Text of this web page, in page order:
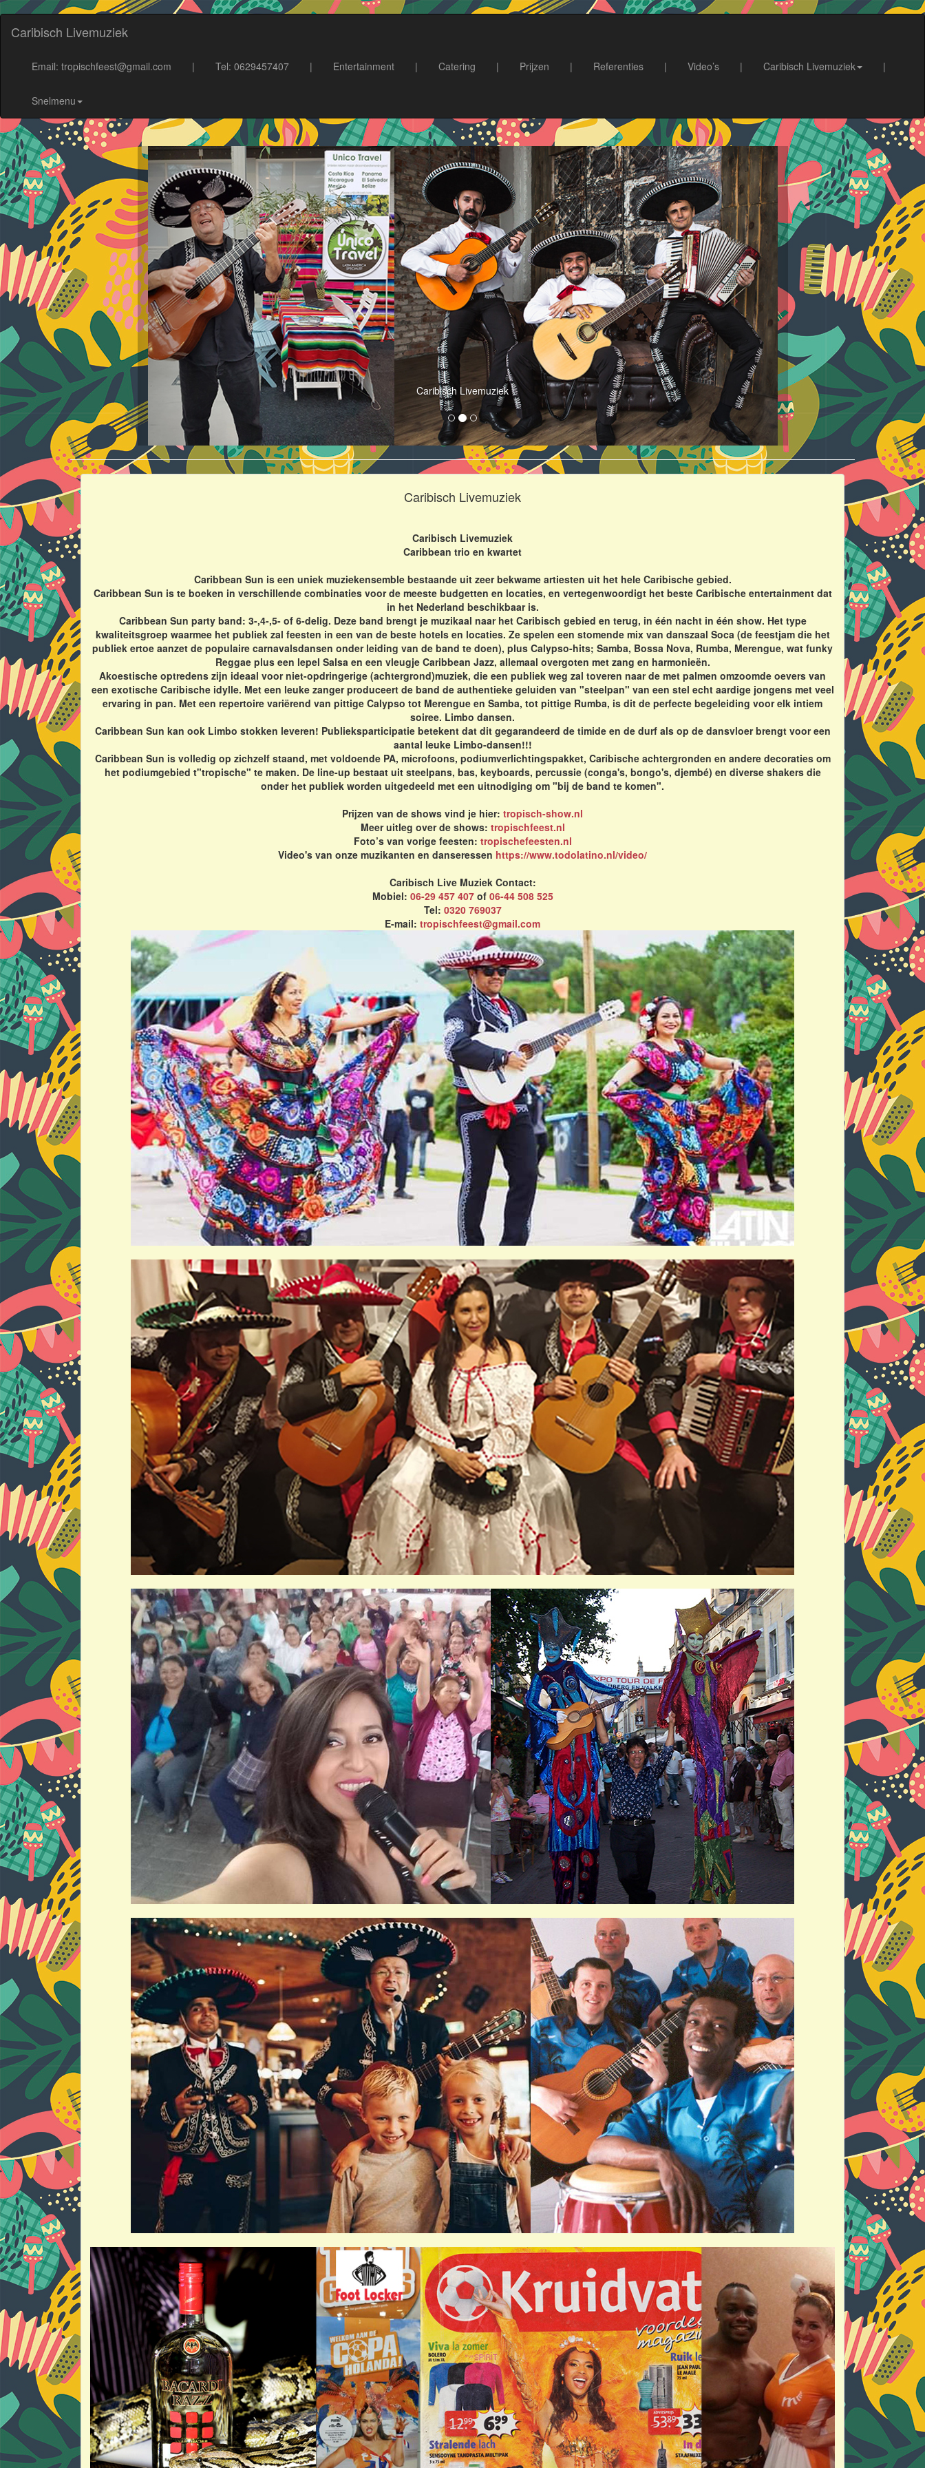
Caribisch Livemuziek
Email: tropischfeest@gmail.com | Tel: 0629457407 | Entertainment | Catering | Prijzen | Referenties | Video’s | Caribisch Livemuziek |
Snelmenu
Caribisch Livemuziek
Caribisch Livemuziek
Caribisch Livemuziek
Caribbean trio en kwartet
Caribbean Sun is een uniek muziekensemble bestaande uit zeer bekwame artiesten uit het hele Caribische gebied.
Caribbean Sun is te boeken in verschillende combinaties voor de meeste budgetten en locaties, en vertegenwoordigt het beste Caribische entertainment dat
in het Nederland beschikbaar is.
Caribbean Sun party band: 3-,4-,5- of 6-delig. Deze band brengt je muzikaal naar het Caribisch gebied en terug, in één nacht in één show. Het type
kwaliteitsgroep waarmee het publiek zal feesten in een van de beste hotels en locaties. Ze spelen een stomende mix van danszaal Soca (de feestjam die het
publiek ertoe aanzet de populaire carnavalsdansen onder leiding van de band te doen), plus Calypso-hits; Samba, Bossa Nova, Rumba, Merengue, wat funky
Reggae plus een lepel Salsa en een vleugje Caribbean Jazz, allemaal overgoten met zang en harmonieën.
Akoestische optredens zijn ideaal voor niet-opdringerige (achtergrond)muziek, die een publiek weg zal toveren naar de met palmen omzoomde oevers van
een exotische Caribische idylle. Met een leuke zanger produceert de band de authentieke geluiden van "steelpan" van een stel echt aardige jongens met veel
ervaring in pan. Met een repertoire variërend van pittige Calypso tot Merengue en Samba, tot pittige Rumba, is dit de perfecte begeleiding voor elk intiem
soiree. Limbo dansen.
Caribbean Sun kan ook Limbo stokken leveren! Publieksparticipatie betekent dat dit gegarandeerd de timide en de durf als op de dansvloer brengt voor een
aantal leuke Limbo-dansen!!!
Caribbean Sun is volledig op zichzelf staand, met voldoende PA, microfoons, podiumverlichtingspakket, Caribische achtergronden en andere decoraties om
het podiumgebied t"tropische" te maken. De line-up bestaat uit steelpans, bas, keyboards, percussie (conga's, bongo's, djembé) en diverse shakers die
onder het publiek worden uitgedeeld met een uitnodiging om "bij de band te komen".
Prijzen van de shows vind je hier: tropisch-show.nl
Meer uitleg over de shows: tropischfeest.nl
Foto’s van vorige feesten: tropischefeesten.nl
Video's van onze muzikanten en danseressen https://www.todolatino.nl/video/
Caribisch Live Muziek Contact:
Mobiel: 06-29 457 407of 06-44 508 525
Tel: 0320 769037
E-mail: tropischfeest@gmail.com